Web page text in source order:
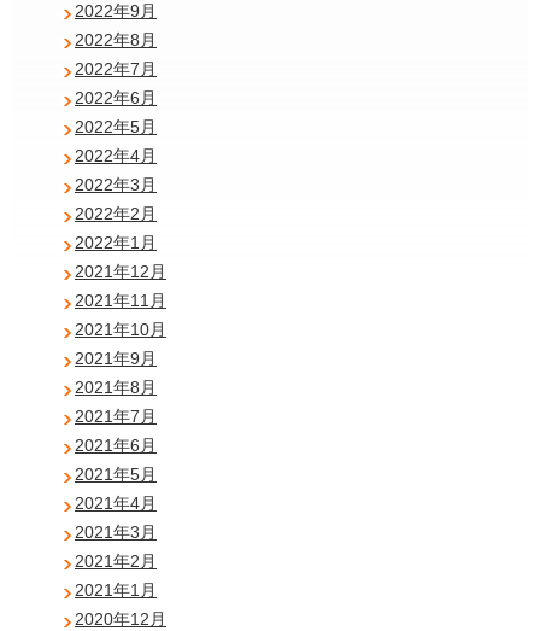
2022年9月
2022年8月
2022年7月
2022年6月
2022年5月
2022年4月
2022年3月
2022年2月
2022年1月
2021年12月
2021年11月
2021年10月
2021年9月
2021年8月
2021年7月
2021年6月
2021年5月
2021年4月
2021年3月
2021年2月
2021年1月
2020年12月